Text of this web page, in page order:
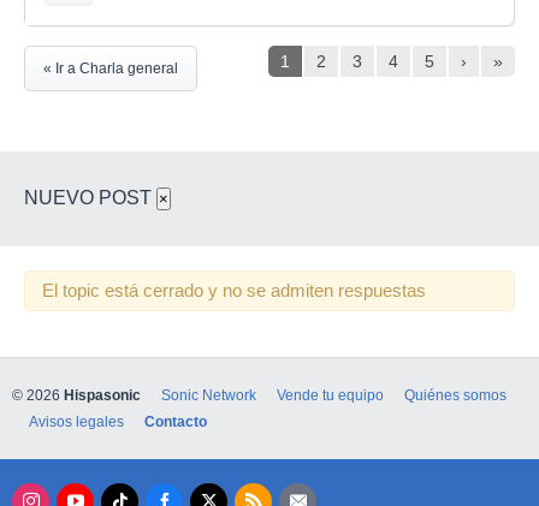
1 2 3 4 5 › »
« Ir a Charla general
NUEVO POST ×
El topic está cerrado y no se admiten respuestas
© 2026 Hispasonic Sonic Network Vende tu equipo
Quiénes somos
Avisos legales
Contacto